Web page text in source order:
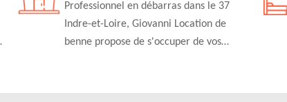
Professionnel en débarras dans le 37
Indre-et-Loire, Giovanni Location de
benne propose de s'occuper de vos
qualité en toute circonstance